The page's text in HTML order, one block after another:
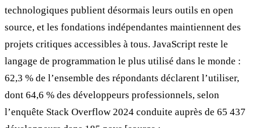
technologiques publient désormais leurs outils en open
source, et les fondations indépendantes maintiennent des
projets critiques accessibles à tous. JavaScript reste le
langage de programmation le plus utilisé dans le monde :
62,3 % de l’ensemble des répondants déclarent l’utiliser,
dont 64,6 % des développeurs professionnels, selon
l’enquête Stack Overflow 2024 conduite auprès de 65 437